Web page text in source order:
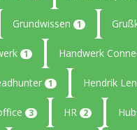
Grundwissen 1
1 Handwerk
1 Hendrik
3 HR 2